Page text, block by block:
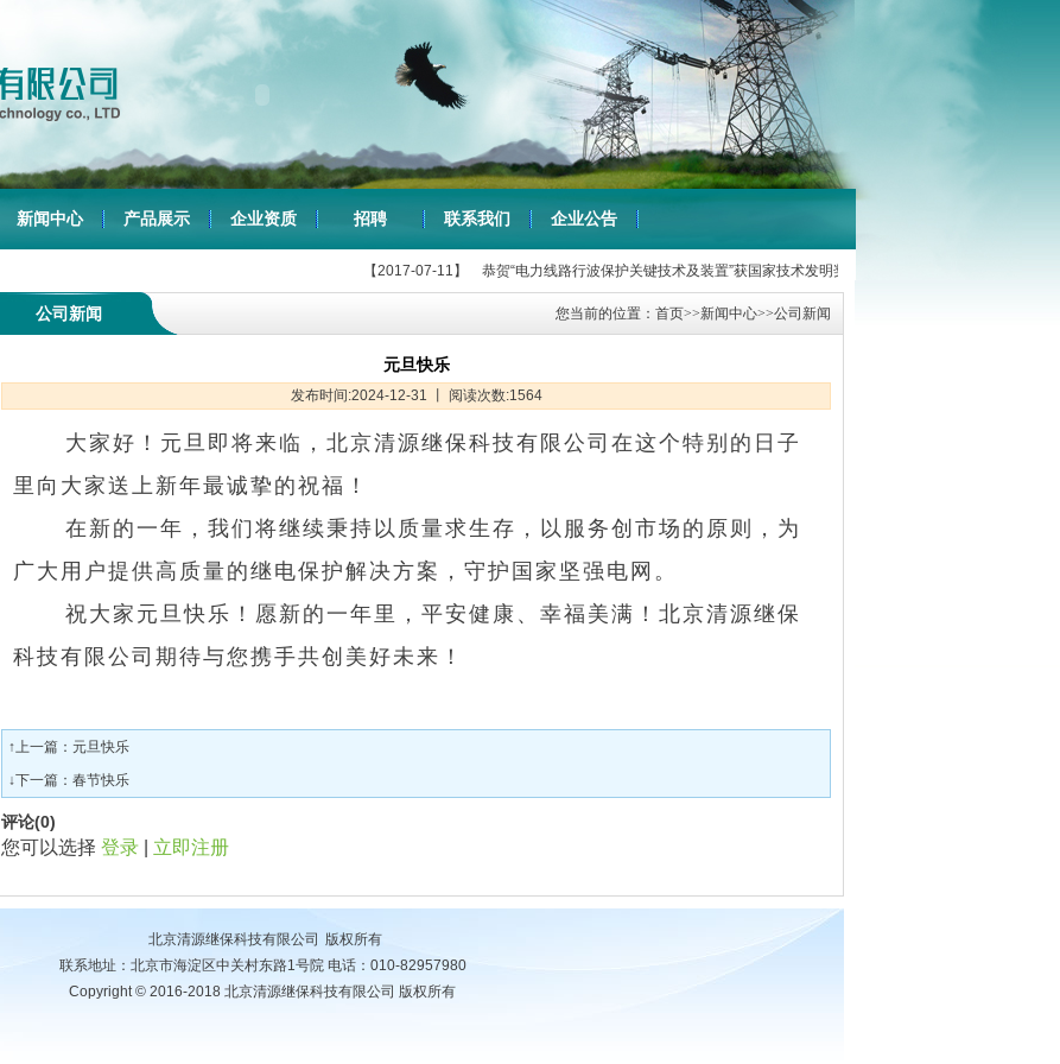
新闻中心 产品展示 企业资质 招聘 联系我们 企业公告
【2017-07-11】 恭贺“电力线路行波保护关键技术及装置”获国家技术发明奖二等奖
您当前的位置： 首页>>新闻中心>>公司新闻
公司新闻
元旦快乐
发布时间:2024-12-31 丨 阅读次数:1564
大家好！元旦即将来临，北京清源继保科技有限公司在这个特别的日子
里向大家送上新年最诚挚的祝福！
在新的一年，我们将继续秉持以质量求生存，以服务创市场的原则，为
广大用户提供高质量的继电保护解决方案，守护国家坚强电网。
祝大家元旦快乐！愿新的一年里，平安健康、幸福美满！北京清源继保
科技有限公司期待与您携手共创美好未来！
↑上一篇： 元旦快乐
↓下一篇： 春节快乐
评论(0)
您可以选择 登录 立即注册
北京清源继保科技有限公司
版权所有
联系地址：北京市海淀区中关村东路1号院 电话：010-82957980
Copyright © 2016-2018 北京清源继保科技有限公司 版权所有